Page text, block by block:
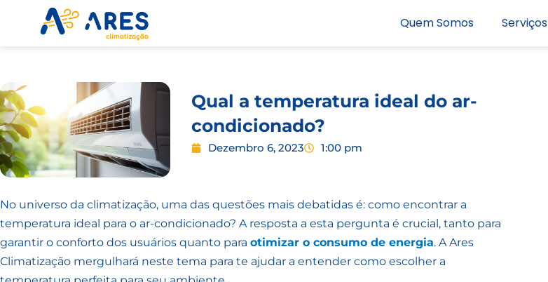
Quem Somos Serviços
Qual a temperatura ideal do ar-
condicionado?
Dezembro 6, 2023 1:00 pm
No universo da climatização, uma das questões mais debatidas é: como encontrar a
temperatura ideal para o ar-condicionado? A resposta a esta pergunta é crucial, tanto para
garantir o conforto dos usuários quanto para otimizar o consumo de energia. A Ares
Climatização mergulhará neste tema para te ajudar a entender como escolher a